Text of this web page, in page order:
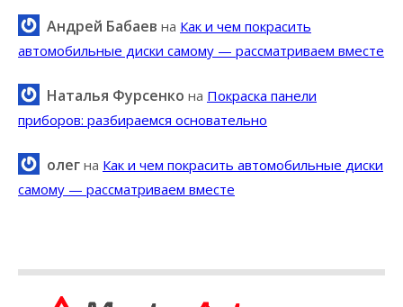
Андрей Бабаев на Как и чем покрасить
автомобильные диски самому — рассматриваем вместе
Наталья Фурсенко на Покраска панели
приборов: разбираемся основательно
олег на Как и чем покрасить автомобильные диски
самому — рассматриваем вместе